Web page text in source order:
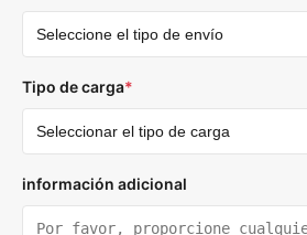
Tipo de carga*
información adicional